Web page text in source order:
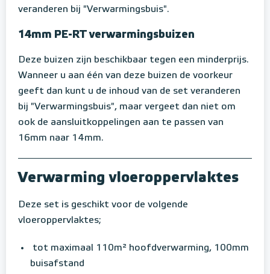
veranderen bij "Verwarmingsbuis".
14mm PE-RT verwarmingsbuizen
Deze buizen zijn beschikbaar tegen een minderprijs.
Wanneer u aan één van deze buizen de voorkeur
geeft dan kunt u de inhoud van de set veranderen
bij "Verwarmingsbuis", maar vergeet dan niet om
ook de aansluitkoppelingen aan te passen van
16mm naar 14mm.
Verwarming vloeroppervlaktes
Deze set is geschikt voor de volgende
vloeroppervlaktes;
tot maximaal 110m² hoofdverwarming, 100mm
buisafstand